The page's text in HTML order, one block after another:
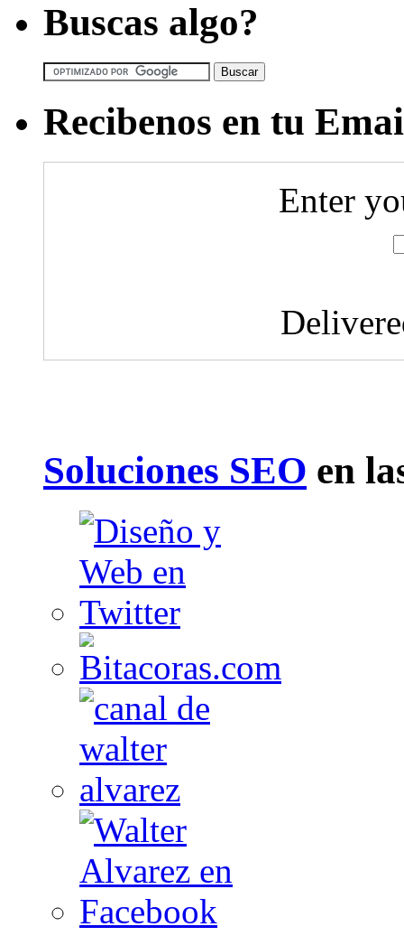
Buscas algo?
Recibenos en tu
Enter
Soluciones SEO en